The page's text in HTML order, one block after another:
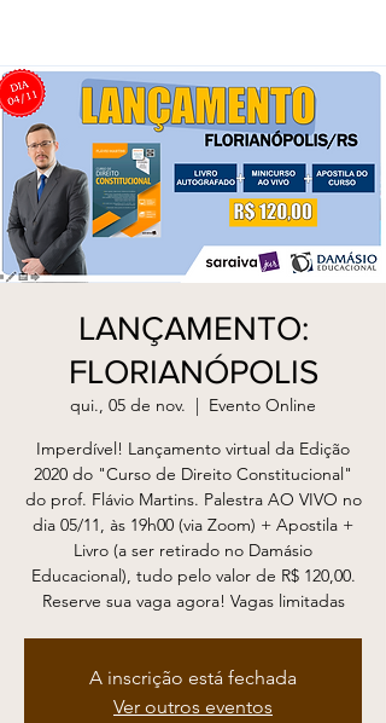
LANÇAMENTO:
FLORIANÓPOLIS
qui., 05 de nov.
  |
Evento Online
Imperdível! Lançamento virtual da Edição
2020 do "Curso de Direito Constitucional"
do prof. Flávio Martins. Palestra AO VIVO no
dia 05/11, às 19h00 (via Zoom) + Apostila +
Livro (a ser retirado no Damásio
Educacional), tudo pelo valor de R$ 120,00.
Reserve sua vaga agora! Vagas limitadas
A inscrição está fechada
Ver outros eventos